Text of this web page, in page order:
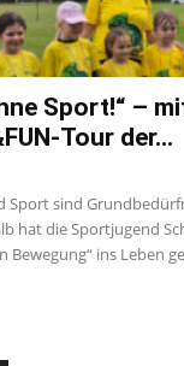
Sport!“ –
Tour der...
Sport sind
hat die Sportjugend
Bewegung“ ins Leben